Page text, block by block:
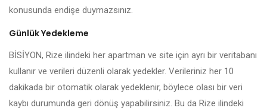
konusunda endişe duymazsınız.
Günlük Yedekleme
BİSİYON, Rize ilindeki her apartman ve site için ayrı bir veritabanı
kullanır ve verileri düzenli olarak yedekler. Verileriniz her 10
dakikada bir otomatik olarak yedeklenir, böylece olası bir veri
kaybı durumunda geri dönüş yapabilirsiniz. Bu da Rize ilindeki